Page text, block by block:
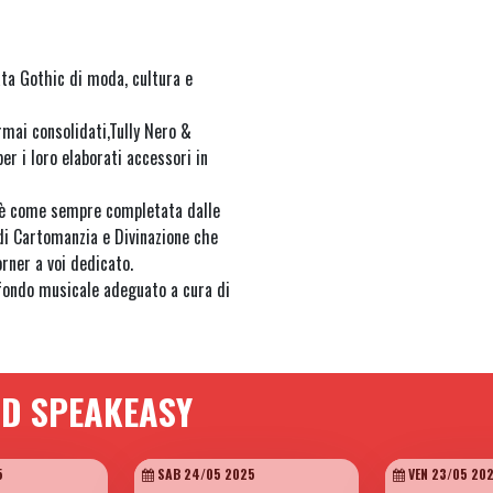
Gothic di moda, cultura e
consolidati,Tully Nero &
i loro elaborati accessori in
sempre completata dalle
e Divinazione che
a voi dedicato.
musicale adeguato a cura di
SPEAKEASY
SAB 24/05 2025 VEN 23/05